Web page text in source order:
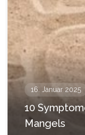
16. Januar 2025
10
Mangels